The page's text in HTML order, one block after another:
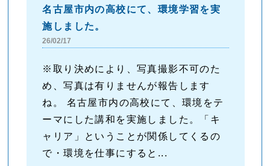
名古屋市内の高校にて、環境学習を実
施しました。
26/02/17
※取り決めにより、写真撮影不可のた
め、写真は有りませんが報告します
ね。 名古屋市内の高校にて、環境をテ
ーマにした講和を実施しました。「キ
ャリア」ということが関係してくるの
で・環境を仕事にすると...